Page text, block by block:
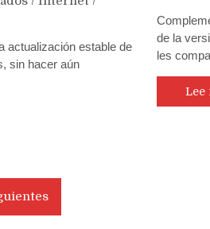
actualización estable de
sin hacer aún
de la
les
Lee